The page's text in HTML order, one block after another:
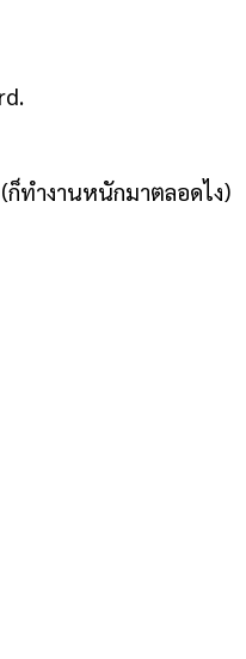
ทำงานหนักมาตลอดไง)